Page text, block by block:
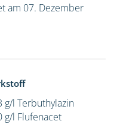
am 07. Dezember
g/l Terbuthylazin
g/l Flufenacet